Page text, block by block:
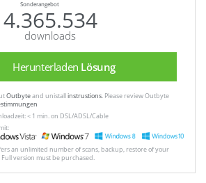
Sonderangebot
4.365.534
downloads
Herunterladen Lösung
Outbyteand unistallinstrustions. Please review Outbyte
< 1 min. on DSL/ADSL/Cable
an unlimited number of scans, backup, restore of your
Full version must be purchased.